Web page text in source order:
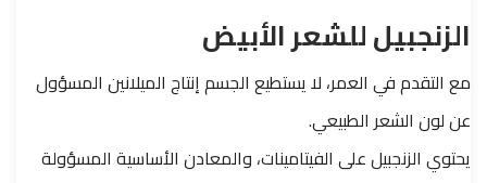
الزنجبيل للشعر الأبيض
مع التقدم في العمر، لا يستطيع الجسم إنتاج الميلانين المسؤول
عن لون الشعر الطبيعي.
يحتوي الزنجبيل على الفيتامينات، والمعادن الأساسية المسؤولة